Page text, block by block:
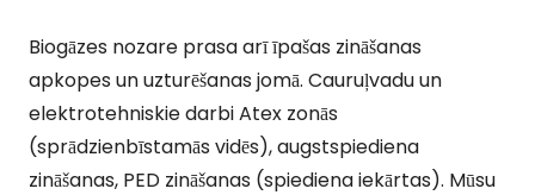
Biogāzes nozare prasa arī īpašas zināšanas
apkopes un uzturēšanas jomā. Cauruļvadu un
elektrotehniskie darbi Atex zonās
(sprādzienbīstamās vidēs), augstspiediena
zināšanas, PED zināšanas (spiediena iekārtas). Mūsu